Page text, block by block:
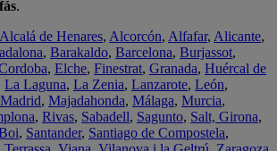
.
Alcalá de Henares, Alcorcón, Alfafar, Alicante,
, Barakaldo, Barcelona, Burjassot,
, Elche, Finestrat, Granada, Huércal de
La Laguna, La Zenia, Lanzarote, León,
Madrid, Majadahonda, Málaga, Murcia,
, Rivas, Sabadell, Sagunto, Salt, Girona,
, Santander, Santiago de Compostela,